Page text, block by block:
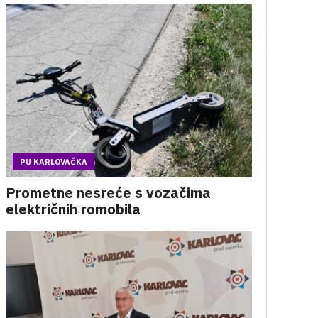
PU KARLOVAČKA
Prometne nesreće s vozačima
električnih romobila